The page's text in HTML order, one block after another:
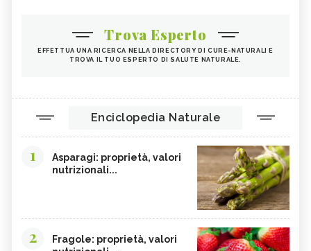
Trova Esperto
EFFETTUA UNA RICERCA NELLA DIRECTORY DI CURE-NATURALI E
TROVA IL TUO ESPERTO DI SALUTE NATURALE.
Enciclopedia Naturale
1
Asparagi: proprietà, valori
nutrizionali...
2
Fragole: proprietà, valori